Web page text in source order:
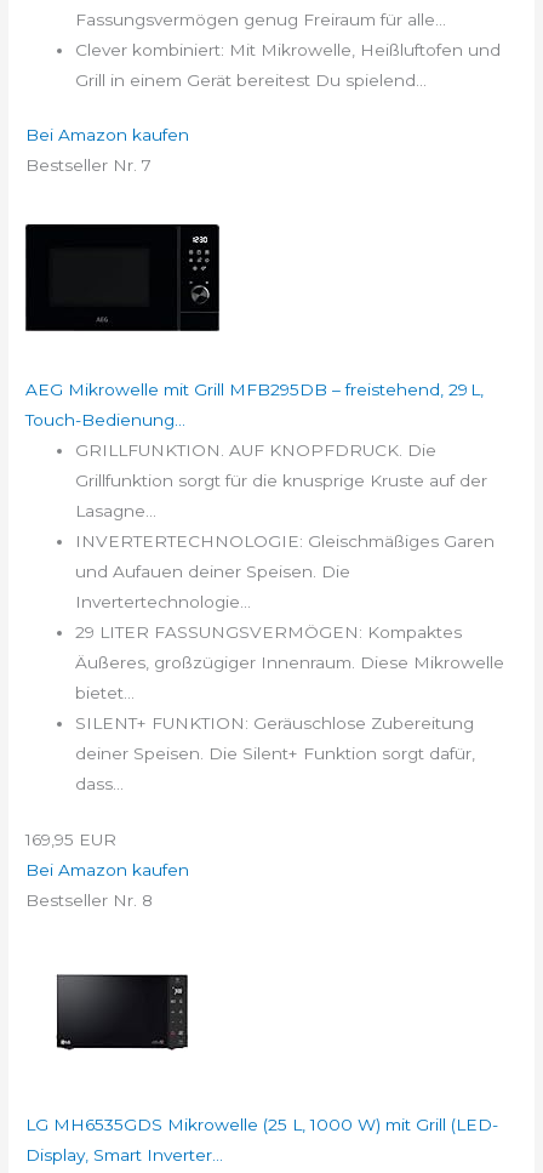
Fassungsvermögen genug Freiraum für alle...
Clever kombiniert: Mit Mikrowelle, Heißluftofen und
Grill in einem Gerät bereitest Du spielend...
Bei Amazon kaufen
Bestseller Nr. 7
AEG Mikrowelle mit Grill MFB295DB – freistehend, 29 L,
Touch-Bedienung...
GRILLFUNKTION. AUF KNOPFDRUCK. Die
Grillfunktion sorgt für die knusprige Kruste auf der
Lasagne...
INVERTERTECHNOLOGIE: Gleischmäßiges Garen
und Aufauen deiner Speisen. Die
Invertertechnologie...
29 LITER FASSUNGSVERMÖGEN: Kompaktes
Äußeres, großzügiger Innenraum. Diese Mikrowelle
bietet...
SILENT+ FUNKTION: Geräuschlose Zubereitung
deiner Speisen. Die Silent+ Funktion sorgt dafür,
dass...
169,95 EUR
Bei Amazon kaufen
Bestseller Nr. 8
LG MH6535GDS Mikrowelle (25 L, 1000 W) mit Grill (LED-
Display, Smart Inverter...